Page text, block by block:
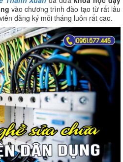
vào chương trình đào tạo từ rất lâu
đăng ký mỗi tháng luôn rất cao.